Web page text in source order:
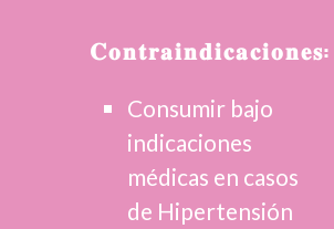
𝐂𝐨𝐧𝐭𝐫𝐚𝐢𝐧𝐝𝐢𝐜𝐚𝐜𝐢𝐨𝐧𝐞𝐬:
Consumir bajo
indicaciones
médicas en casos
de Hipertensión